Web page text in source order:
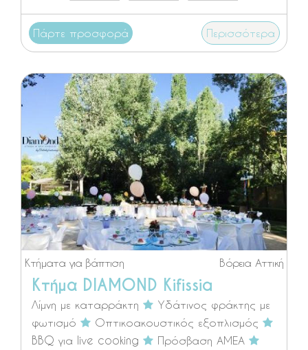
Πάρτε προσφορά Περισσότερα
Βόρεια Αττική
Κτήματα για βάπτιση
Κτήμα DIAMOND Kifissia
Λίμνη με καταρράκτη
Υδάτινος φράκτης με
φωτισμό
Οπτικοακουστικός εξοπλισμός
BBQ για live cooking
Πρόσβαση ΑΜΕΑ